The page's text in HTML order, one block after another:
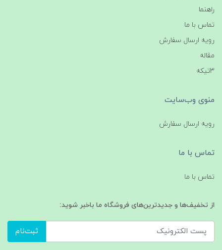
راهنما
تماس با ما
رویه ارسال سفارش
مقاله
3تیکه
منوی وب‌سایت
رویه ارسال سفارش
تماس با ما
تماس با ما
از تخفیف‌ها و جدیدترین‌های فروشگاه ما باخبر شوید:
ثبت‌نام